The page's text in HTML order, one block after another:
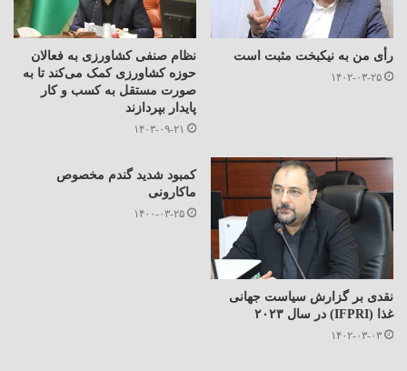
رأی من به نیکبخت مثبت است
۱۴۰۲-۰۳-۲۵
نظام صنفی کشاورزی به فعالان
حوزه کشاورزی کمک می‌کند تا به
صورت مستقل به کسب و کار
پایدار بپردازند
۱۴۰۳-۰۹-۲۱
نقدی بر گزارش سیاست جهانی
غذا (IFPRI) در سال ۲۰۲۳
۱۴۰۲-۰۳-۰۳
کمبود شدید گندم مخصوص
ماکارونی
۱۴۰۰-۰۳-۲۵